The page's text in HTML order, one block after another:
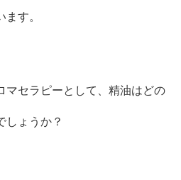
す。
マセラピーとして、精油はどの
しょうか？